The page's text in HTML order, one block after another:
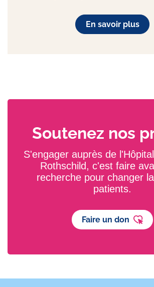
En savoir plus
Soutenez nos
S'engager auprès de
Rothschild, c'est faire
recherche pour changer
patients.
Faire un don